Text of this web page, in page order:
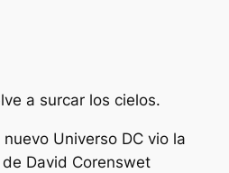
a surcar los cielos.
Universo DC vio la
David Corenswet